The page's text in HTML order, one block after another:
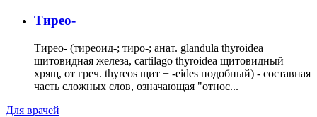
Тирео-
Тирео- (тиреоид-; тиро-; анат. glandula thyroidea
щитовидная железа, cartilago thyroidea щитовидный
хрящ, от греч. thyreos щит + -eides подобный) - составная
часть сложных слов, означающая "относ...
Для врачей